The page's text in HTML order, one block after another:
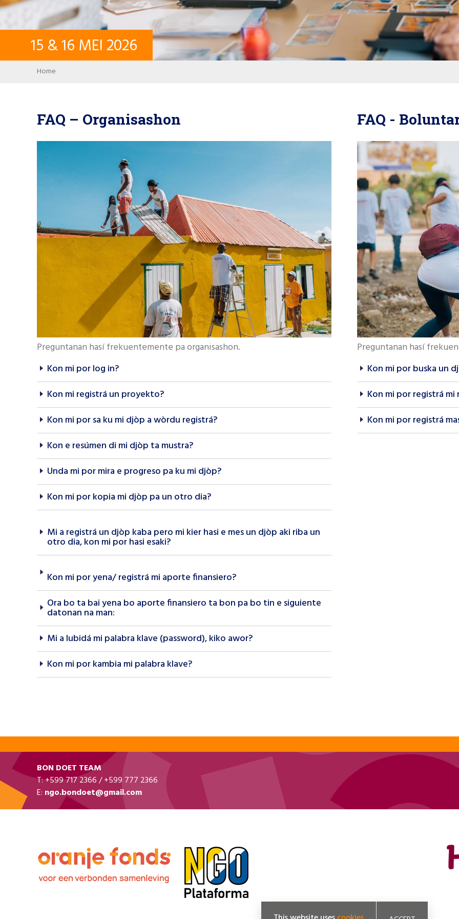
15 &16 MEI 2026
Breadcrumb
Home
FAQ – Organisashon
Preguntanan hasí frekuentemente pa organisashon.
Kon mi por log in?
Kon mi registrá un proyekto?
Kon mi por sa ku mi djòp a wòrdu registrá?
Kon e resúmen di mi djòp ta mustra?
Unda mi por mira e progreso pa ku mi djòp?
Kon mi por kopia mi djòp pa un otro dia?
Mi a registrá un djòp kaba pero mi kier hasi e mes un djòp aki riba un
otro dia, kon mi por hasi esaki?
Kon mi por yena/ registrá mi aporte finansiero?
Ora bo ta bai yena bo aporte finansiero ta bon pa bo tin e siguiente
datonan na man:
Mi a lubidá mi palabra klave (password), kiko awor?
Kon mi por kambia mi palabra klave?
FAQ -
Preguntanan hasí
Kon mi por buska un
Kon mi por registrá
Kon mi por registrá
BON DOET TEAM
T: +599 717 2366 / +599 777 2366
E: ngo.bondoet@gmail.com